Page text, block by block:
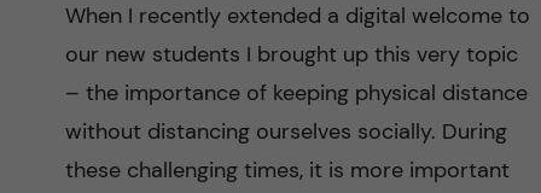
When I recently extended a digital welcome to
our new students I brought up this very topic
– the importance of keeping physical distance
without distancing ourselves socially. During
these challenging times, it is more important